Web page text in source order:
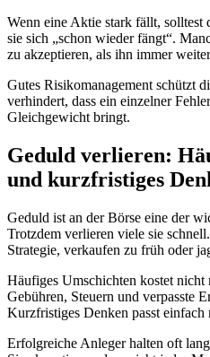
Wenn eine Aktie stark fällt, solltest
sie sich „schon wieder fängt“.
zu akzeptieren, als ihn immer
Gutes Risikomanagement schützt
verhindert, dass ein einzelner
Gleichgewicht bringt.
Geduld verlieren:
und kurzfristiges
Geduld ist an der Börse eine der
Trotzdem verlieren viele sie
Strategie, verkaufen zu früh oder
Häufiges Umschichten kostet
Gebühren, Steuern und verpasste
Kurzfristiges Denken passt
Erfolgreiche Anleger halten oft